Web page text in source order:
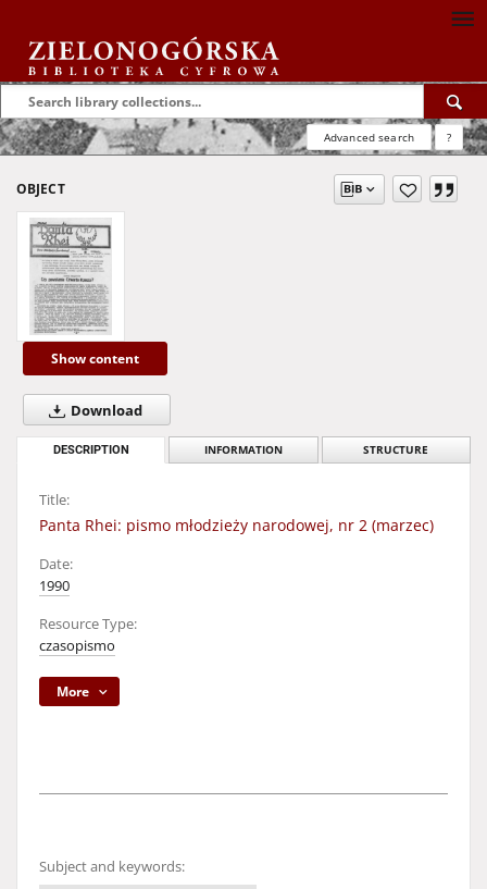
Advanced search ?
OBJECT
Show content
Download
DESCRIPTION INFORMATION STRUCTURE
Title:
Panta Rhei: pismo młodzieży narodowej, nr 2 (marzec)
Date:
1990
Resource Type:
czasopismo
More
Subject and keywords: